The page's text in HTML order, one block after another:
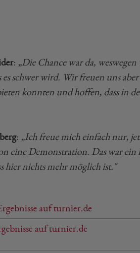
: „Die Chance war da,
schwer wird. Wir freuen uns
konnten und hoffen, dass in
: „Ich freue mich einfach nur,
eine Demonstration. Das war ein
hier nichts mehr möglich ist."
auf turnier.de
auf turnier.de